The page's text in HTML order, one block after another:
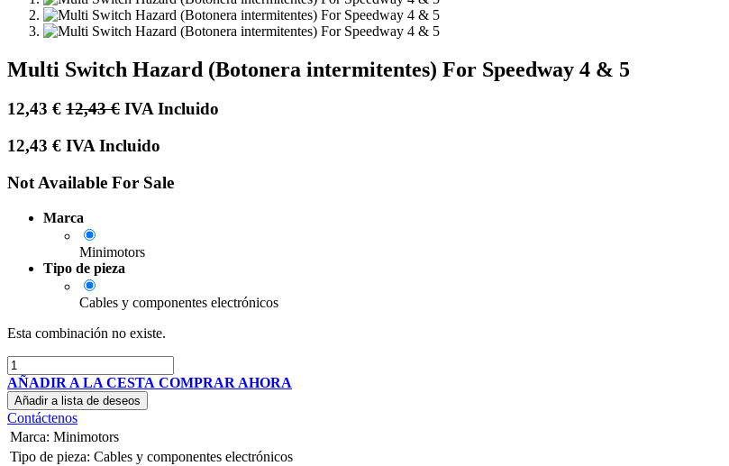
Multi Switch Hazard (Botonera intermitentes) For Speedway 4 & 5
12,43 € 12,43€ IVA Incluido
12,43 € IVA Incluido
Not Available For Sale
Marca
Minimotors
Tipo de pieza
Cables y componentes electrónicos
Esta combinación no existe.
AÑADIR A LA CESTA COMPRAR AHORA
Añadir a lista de deseos
Contáctenos
Marca: Minimotors
Tipo de pieza: Cables y componentes electrónicos